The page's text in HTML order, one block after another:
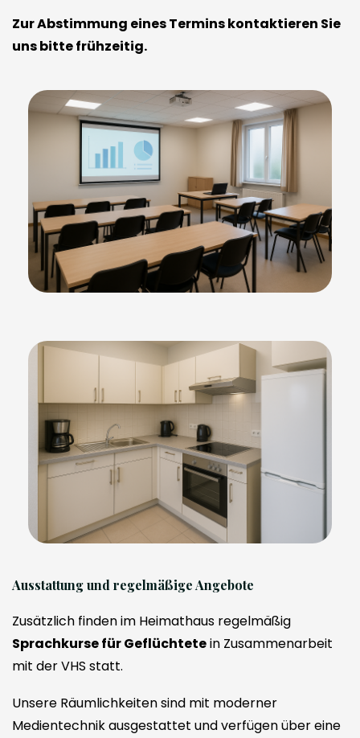
Zur Abstimmung eines Termins kontaktieren Sie
uns bitte frühzeitig.
Ausstattung und regelmäßige Angebote
Zusätzlich finden im Heimathaus regelmäßig
Sprachkurse für Geflüchtetein Zusammenarbeit
mit der VHS statt.
Unsere Räumlichkeiten sind mit moderner
Medientechnik ausgestattet und verfügen über eine